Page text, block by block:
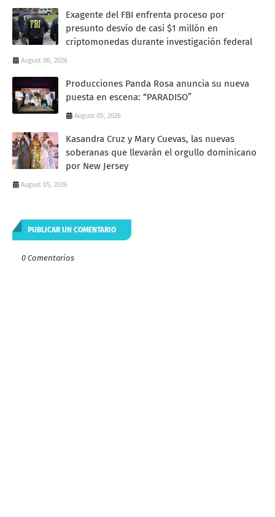
Exagente del FBI enfrenta proceso por
presunto desvío de casi $1 millón en
criptomonedas durante investigación federal
August 06, 2026
Producciones Panda Rosa anuncia su nueva
puesta en escena: “PARADISO”
August 05, 2026
Kasandra Cruz y Mary Cuevas, las nuevas
soberanas que llevarán el orgullo dominicano
por New Jersey
August 05, 2026
PUBLICAR UN COMENTARIO
0 Comentarios